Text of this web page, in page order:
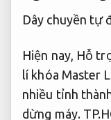
Dây chuyền tự
Hiện nay, Hỗ
lí khóa Master
nhiều tỉnh
dừng máy.